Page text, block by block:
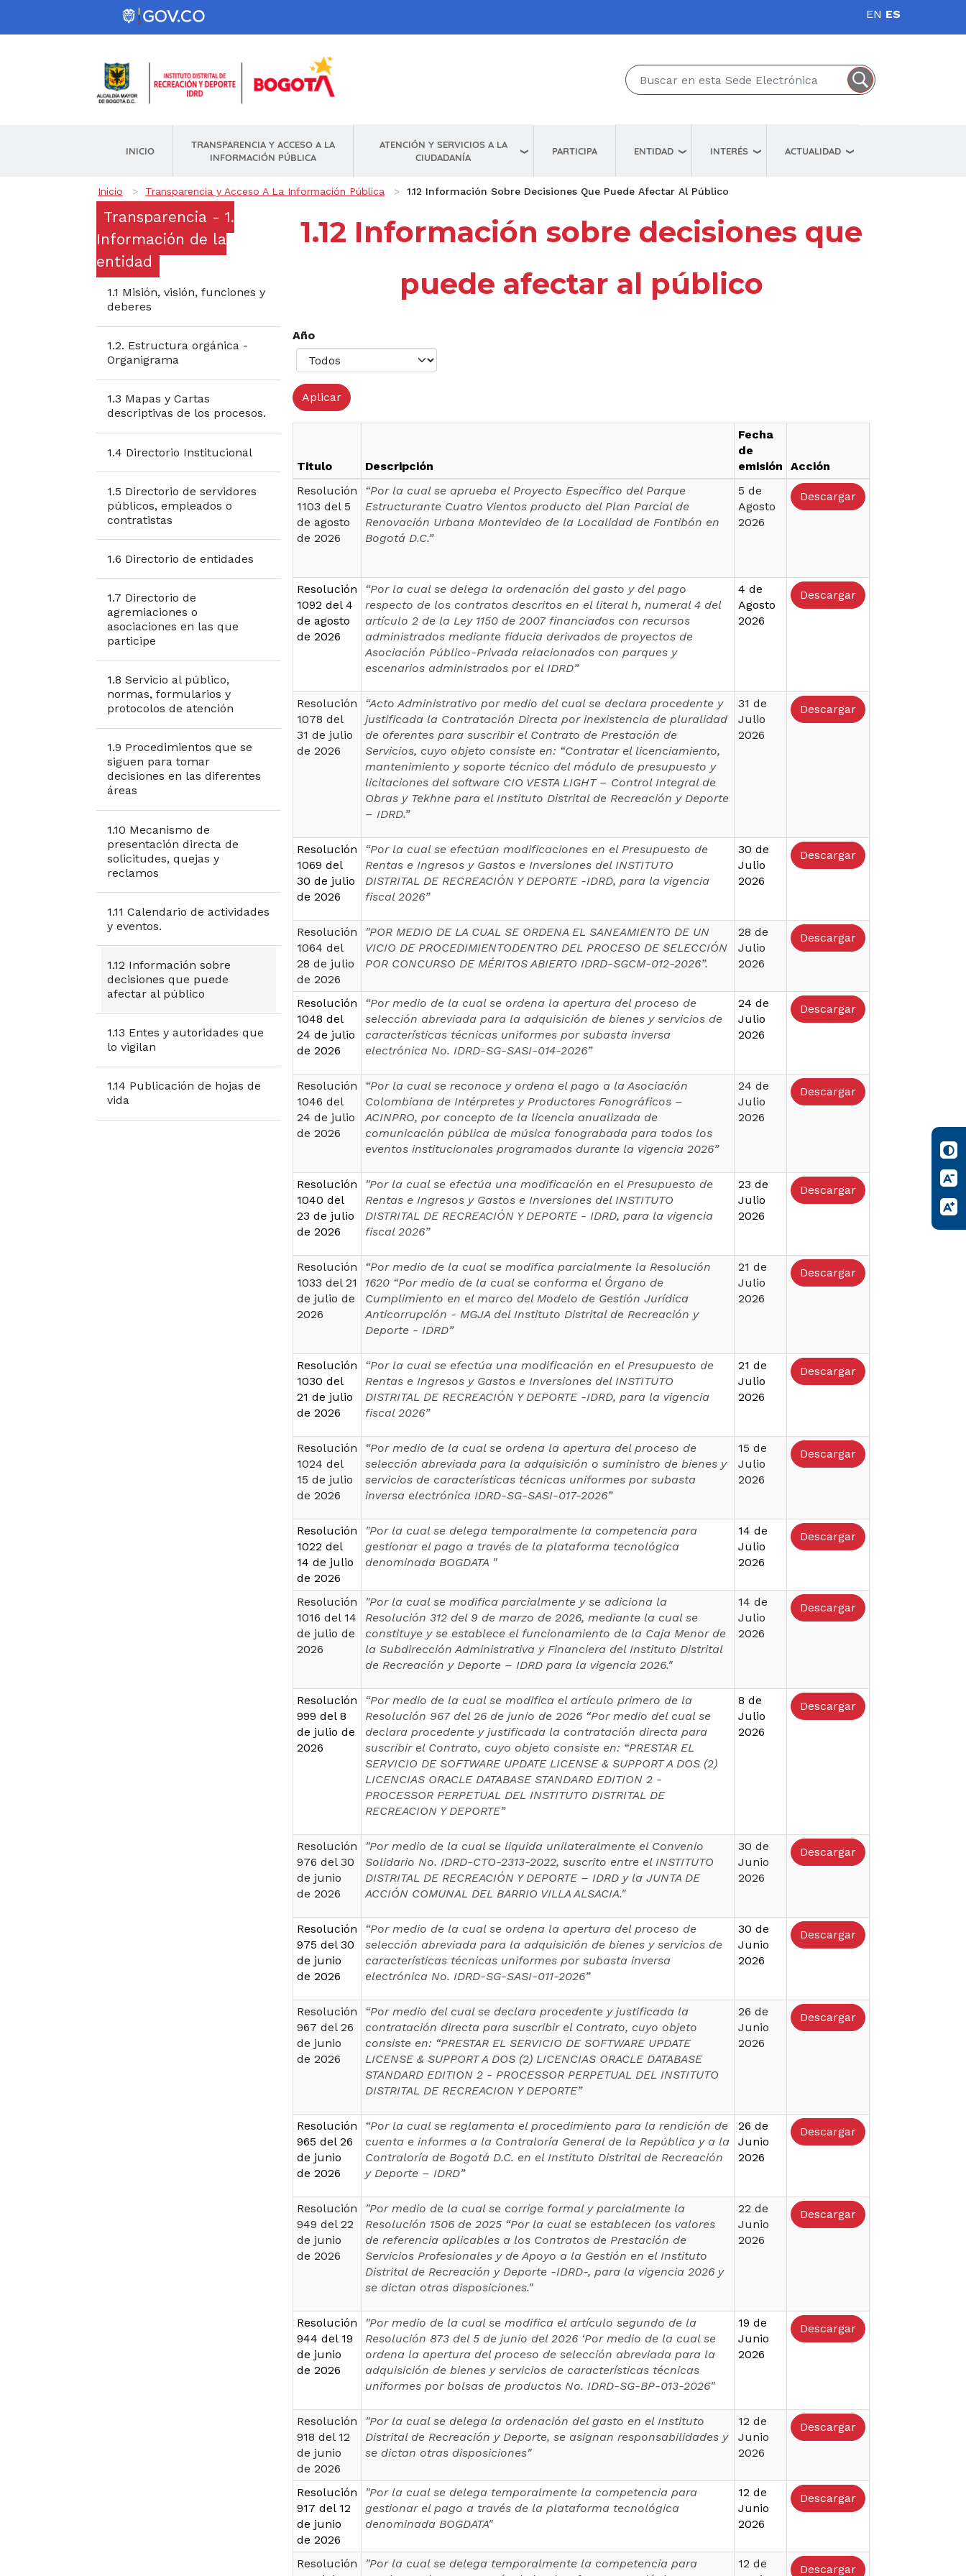
Pasar al contenido principal EN ES
INICIO
TRANSPARENCIA Y ACCESO A LA
INFORMACIÓN PÚBLICA
ATENCIÓN Y SERVICIOS A LA
CIUDADANÍA
PARTICIPA ENTIDAD INTERÉS ACTUALIDAD
Ruta de navegación
Inicio Transparencia y Acceso A La Información Pública 1.12 Información Sobre Decisiones Que Puede Afectar Al Público
Transparencia - 1.
Información de la
entidad
1.1 Misión, visión, funciones y
deberes
1.2. Estructura orgánica -
Organigrama
1.3 Mapas y Cartas
descriptivas de los procesos.
1.4 Directorio Institucional
1.5 Directorio de servidores
públicos, empleados o
contratistas
1.6 Directorio de entidades
1.7 Directorio de
agremiaciones o
asociaciones en las que
participe
1.8 Servicio al público,
normas, formularios y
protocolos de atención
1.9 Procedimientos que se
siguen para tomar
decisiones en las diferentes
áreas
1.10 Mecanismo de
presentación directa de
solicitudes, quejas y
reclamos
1.11 Calendario de actividades
y eventos.
1.12 Información sobre
decisiones que puede
afectar al público
1.13 Entes y autoridades que
lo vigilan
1.14 Publicación de hojas de
vida
1.12 Información sobre decisiones que
puede afectar al público
Año
Titulo Descripción
Fecha
de
emisión
Acción
Resolución
1103 del 5
de agosto
de 2026
“Por la cual se aprueba el Proyecto Específico del Parque
Estructurante Cuatro Vientos producto del Plan Parcial de
Renovación Urbana Montevideo de la Localidad de Fontibón en
Bogotá D.C.”
5 de
Agosto
2026
Descargar
Resolución
1092 del 4
de agosto
de 2026
“Por la cual se delega la ordenación del gasto y del pago
respecto de los contratos descritos en el literal h, numeral 4 del
artículo 2 de la Ley 1150 de 2007 financiados con recursos
administrados mediante fiducia derivados de proyectos de
Asociación Público-Privada relacionados con parques y
escenarios administrados por el IDRD”
4 de
Agosto
2026
Descargar
Resolución
1078 del
31 de julio
de 2026
“Acto Administrativo por medio del cual se declara procedente y
justificada la Contratación Directa por inexistencia de pluralidad
de oferentes para suscribir el Contrato de Prestación de
Servicios, cuyo objeto consiste en: “Contratar el licenciamiento,
mantenimiento y soporte técnico del módulo de presupuesto y
licitaciones del software CIO VESTA LIGHT – Control Integral de
Obras y Tekhne para el Instituto Distrital de Recreación y Deporte
– IDRD.”
31 de
Julio
2026
Descargar
Resolución
1069 del
30 de julio
de 2026
“Por la cual se efectúan modificaciones en el Presupuesto de
Rentas e Ingresos y Gastos e Inversiones del INSTITUTO
DISTRITAL DE RECREACIÓN Y DEPORTE -IDRD, para la vigencia
fiscal 2026”
30 de
Julio
2026
Descargar
Resolución
1064 del
28 de julio
de 2026
"POR MEDIO DE LA CUAL SE ORDENA EL SANEAMIENTO DE UN
VICIO DE PROCEDIMIENTODENTRO DEL PROCESO DE SELECCIÓN
POR CONCURSO DE MÉRITOS ABIERTO IDRD-SGCM-012-2026”.
28 de
Julio
2026
Descargar
Resolución
1048 del
24 de julio
de 2026
“Por medio de la cual se ordena la apertura del proceso de
selección abreviada para la adquisición de bienes y servicios de
características técnicas uniformes por subasta inversa
electrónica No. IDRD-SG-SASI-014-2026”
24 de
Julio
2026
Descargar
Resolución
1046 del
24 de julio
de 2026
“Por la cual se reconoce y ordena el pago a la Asociación
Colombiana de Intérpretes y Productores Fonográficos –
ACINPRO, por concepto de la licencia anualizada de
comunicación pública de música fonograbada para todos los
eventos institucionales programados durante la vigencia 2026”
24 de
Julio
2026
Descargar
Resolución
1040 del
23 de julio
de 2026
"Por la cual se efectúa una modificación en el Presupuesto de
Rentas e Ingresos y Gastos e Inversiones del INSTITUTO
DISTRITAL DE RECREACIÓN Y DEPORTE - IDRD, para la vigencia
fiscal 2026”
23 de
Julio
2026
Descargar
Resolución
1033 del 21
de julio de
2026
“Por medio de la cual se modifica parcialmente la Resolución
1620 “Por medio de la cual se conforma el Órgano de
Cumplimiento en el marco del Modelo de Gestión Jurídica
Anticorrupción - MGJA del Instituto Distrital de Recreación y
Deporte - IDRD”
21 de
Julio
2026
Descargar
Resolución
1030 del
21 de julio
de 2026
“Por la cual se efectúa una modificación en el Presupuesto de
Rentas e Ingresos y Gastos e Inversiones del INSTITUTO
DISTRITAL DE RECREACIÓN Y DEPORTE -IDRD, para la vigencia
fiscal 2026”
21 de
Julio
2026
Descargar
Resolución
1024 del
15 de julio
de 2026
“Por medio de la cual se ordena la apertura del proceso de
selección abreviada para la adquisición o suministro de bienes y
servicios de características técnicas uniformes por subasta
inversa electrónica IDRD-SG-SASI-017-2026”
15 de
Julio
2026
Descargar
Resolución
1022 del
14 de julio
de 2026
"Por la cual se delega temporalmente la competencia para
gestionar el pago a través de la plataforma tecnológica
denominada BOGDATA "
14 de
Julio
2026
Descargar
Resolución
1016 del 14
de julio de
2026
"Por la cual se modifica parcialmente y se adiciona la
Resolución 312 del 9 de marzo de 2026, mediante la cual se
constituye y se establece el funcionamiento de la Caja Menor de
la Subdirección Administrativa y Financiera del Instituto Distrital
de Recreación y Deporte – IDRD para la vigencia 2026."
14 de
Julio
2026
Descargar
Resolución
999 del 8
de julio de
2026
“Por medio de la cual se modifica el artículo primero de la
Resolución 967 del 26 de junio de 2026 “Por medio del cual se
declara procedente y justificada la contratación directa para
suscribir el Contrato, cuyo objeto consiste en: “PRESTAR EL
SERVICIO DE SOFTWARE UPDATE LICENSE & SUPPORT A DOS (2)
LICENCIAS ORACLE DATABASE STANDARD EDITION 2 -
PROCESSOR PERPETUAL DEL INSTITUTO DISTRITAL DE
RECREACION Y DEPORTE”
8 de
Julio
2026
Descargar
Resolución
976 del 30
de junio
de 2026
"Por medio de la cual se liquida unilateralmente el Convenio
Solidario No. IDRD-CTO-2313-2022, suscrito entre el INSTITUTO
DISTRITAL DE RECREACIÓN Y DEPORTE – IDRD y la JUNTA DE
ACCIÓN COMUNAL DEL BARRIO VILLA ALSACIA."
30 de
Junio
2026
Descargar
Resolución
975 del 30
de junio
de 2026
“Por medio de la cual se ordena la apertura del proceso de
selección abreviada para la adquisición de bienes y servicios de
características técnicas uniformes por subasta inversa
electrónica No. IDRD-SG-SASI-011-2026”
30 de
Junio
2026
Descargar
Resolución
967 del 26
de junio
de 2026
“Por medio del cual se declara procedente y justificada la
contratación directa para suscribir el Contrato, cuyo objeto
consiste en: “PRESTAR EL SERVICIO DE SOFTWARE UPDATE
LICENSE & SUPPORT A DOS (2) LICENCIAS ORACLE DATABASE
STANDARD EDITION 2 - PROCESSOR PERPETUAL DEL INSTITUTO
DISTRITAL DE RECREACION Y DEPORTE”
26 de
Junio
2026
Descargar
Resolución
965 del 26
de junio
de 2026
“Por la cual se reglamenta el procedimiento para la rendición de
cuenta e informes a la Contraloría General de la República y a la
Contraloría de Bogotá D.C. en el Instituto Distrital de Recreación
y Deporte – IDRD”
26 de
Junio
2026
Descargar
Resolución
949 del 22
de junio
de 2026
"Por medio de la cual se corrige formal y parcialmente la
Resolución 1506 de 2025 “Por la cual se establecen los valores
de referencia aplicables a los Contratos de Prestación de
Servicios Profesionales y de Apoyo a la Gestión en el Instituto
Distrital de Recreación y Deporte -IDRD-, para la vigencia 2026 y
se dictan otras disposiciones."
22 de
Junio
2026
Descargar
Resolución
944 del 19
de junio
de 2026
"Por medio de la cual se modifica el artículo segundo de la
Resolución 873 del 5 de junio del 2026 ‘Por medio de la cual se
ordena la apertura del proceso de selección abreviada para la
adquisición de bienes y servicios de características técnicas
uniformes por bolsas de productos No. IDRD-SG-BP-013-2026"
19 de
Junio
2026
Descargar
Resolución
918 del 12
de junio
de 2026
"Por la cual se delega la ordenación del gasto en el Instituto
Distrital de Recreación y Deporte, se asignan responsabilidades y
se dictan otras disposiciones"
12 de
Junio
2026
Descargar
Resolución
917 del 12
de junio
de 2026
"Por la cual se delega temporalmente la competencia para
gestionar el pago a través de la plataforma tecnológica
denominada BOGDATA"
12 de
Junio
2026
Descargar
Resolución
"Por la cual se delega temporalmente la competencia para
12 de
Descargar